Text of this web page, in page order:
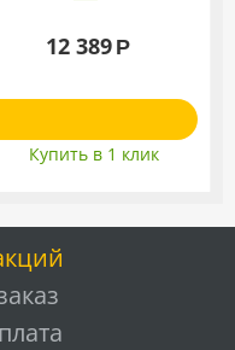
12 389 Р
Купить в 1 клик